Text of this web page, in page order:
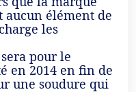
aucun élément de
les
pour le
en 2014 en fin de
une soudure qui